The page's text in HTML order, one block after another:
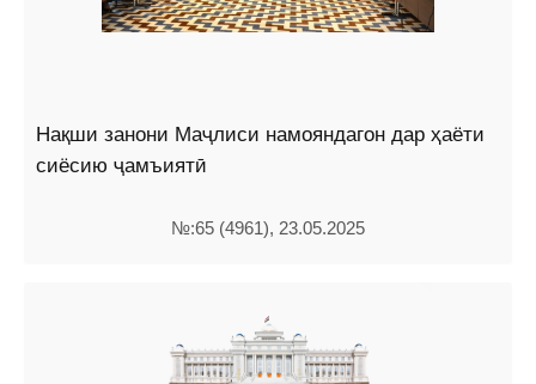
Нақши занони Маҷлиси намояндагон дар ҳаёти
сиёсию ҷамъиятӣ
№:65 (4961), 23.05.2025